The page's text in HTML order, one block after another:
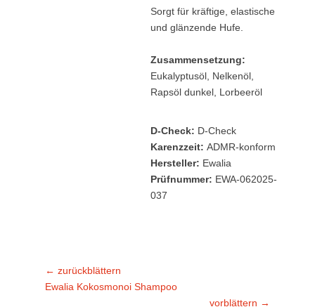
Sorgt für kräftige, elastische
und glänzende Hufe.
Zusammensetzung:
Eukalyptusöl, Nelkenöl,
Rapsöl dunkel, Lorbeeröl
D-Check: D-Check
Karenzzeit: ADMR-konform
Hersteller: Ewalia
Prüfnummer: EWA-062025-
037
Beitragsnavigation
← zurückblättern
Vorheriger
Ewalia Kokosmonoi Shampoo
vorblättern →